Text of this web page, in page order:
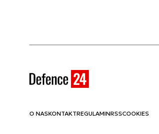
O NASKONTAKTREGULAMINRSSCOOKIES